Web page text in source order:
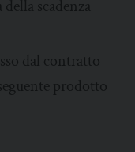
scadenza
dal contratto
prodotto